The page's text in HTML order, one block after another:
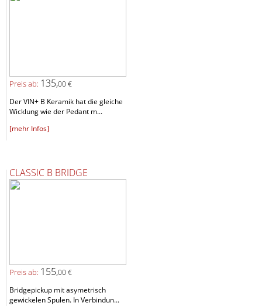
Preis ab: 135,00 €
Der VIN+ B Keramik hat die gleiche
Wicklung wie der Pedant m...
[mehr Infos]
CLASSIC B BRIDGE
Preis ab: 155,00 €
Bridgepickup mit asymetrisch
gewickelen Spulen. In Verbindun...